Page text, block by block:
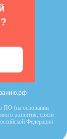
ПО (на основании
развития, связи
Федерации